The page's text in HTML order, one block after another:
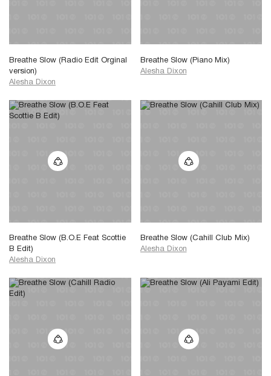
Breathe Slow (Radio Edit Orginal
version)
Alesha Dixon
Breathe Slow (Piano Mix)
Alesha Dixon
Breathe Slow (B.O.E Feat Scottie
B Edit)
Alesha Dixon
Breathe Slow (Cahill Club Mix)
Alesha Dixon